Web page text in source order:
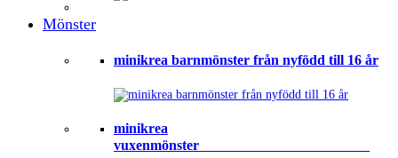
Mönster
minikrea barnmönster från nyfödd till 16 år
minikrea
vuxenmönster⠀⠀⠀⠀⠀⠀⠀⠀⠀⠀⠀⠀⠀⠀⠀⠀